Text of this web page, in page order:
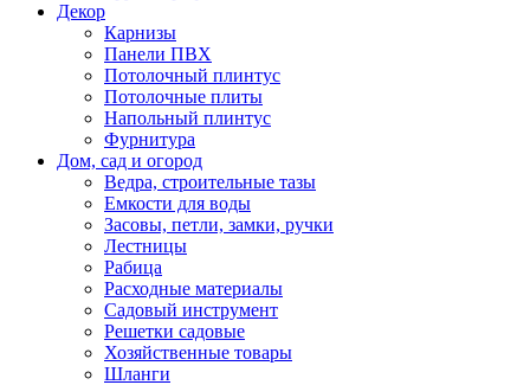
Декор
Карнизы
Панели ПВХ
Потолочный плинтус
Потолочные плиты
Напольный плинтус
Фурнитура
Дом, сад и огород
Ведра, строительные тазы
Емкости для воды
Засовы, петли, замки, ручки
Лестницы
Рабица
Расходные материалы
Садовый инструмент
Решетки садовые
Хозяйственные товары
Шланги